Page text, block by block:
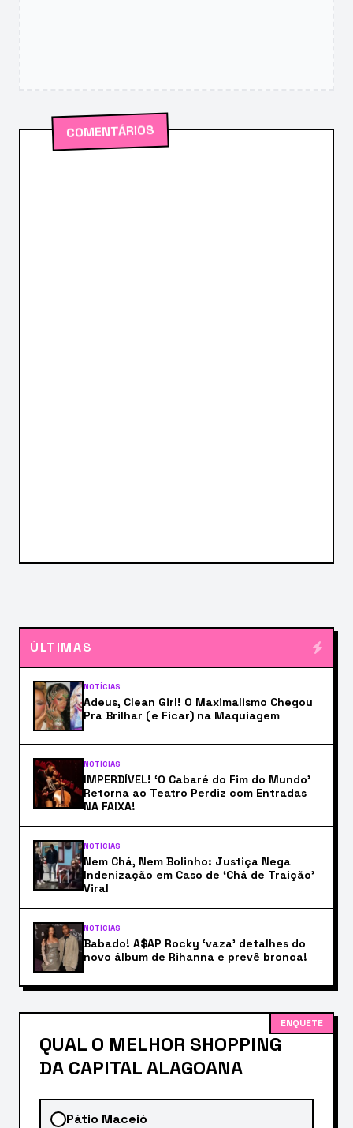
COMENTÁRIOS
ÚLTIMAS
NOTÍCIAS
Adeus, Clean Girl! O Maximalismo Chegou
Pra Brilhar (e Ficar) na Maquiagem
NOTÍCIAS
IMPERDÍVEL! ‘O Cabaré do Fim do Mundo’
Retorna ao Teatro Perdiz com Entradas
NA FAIXA!
NOTÍCIAS
Nem Chá, Nem Bolinho: Justiça Nega
Indenização em Caso de ‘Chá de Traição’
Viral
NOTÍCIAS
Babado! A$AP Rocky ‘vaza’ detalhes do
novo álbum de Rihanna e prevê bronca!
ENQUETE
QUAL O MELHOR SHOPPING
DA CAPITAL ALAGOANA
Pátio Maceió